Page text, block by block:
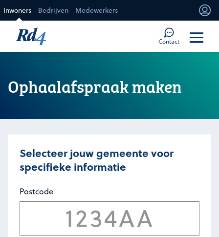
Inwoners Bedrijven Medewerkers
Contact
Ophaalafspraak maken
Selecteer jouw gemeente voor
specifieke informatie
Postcode